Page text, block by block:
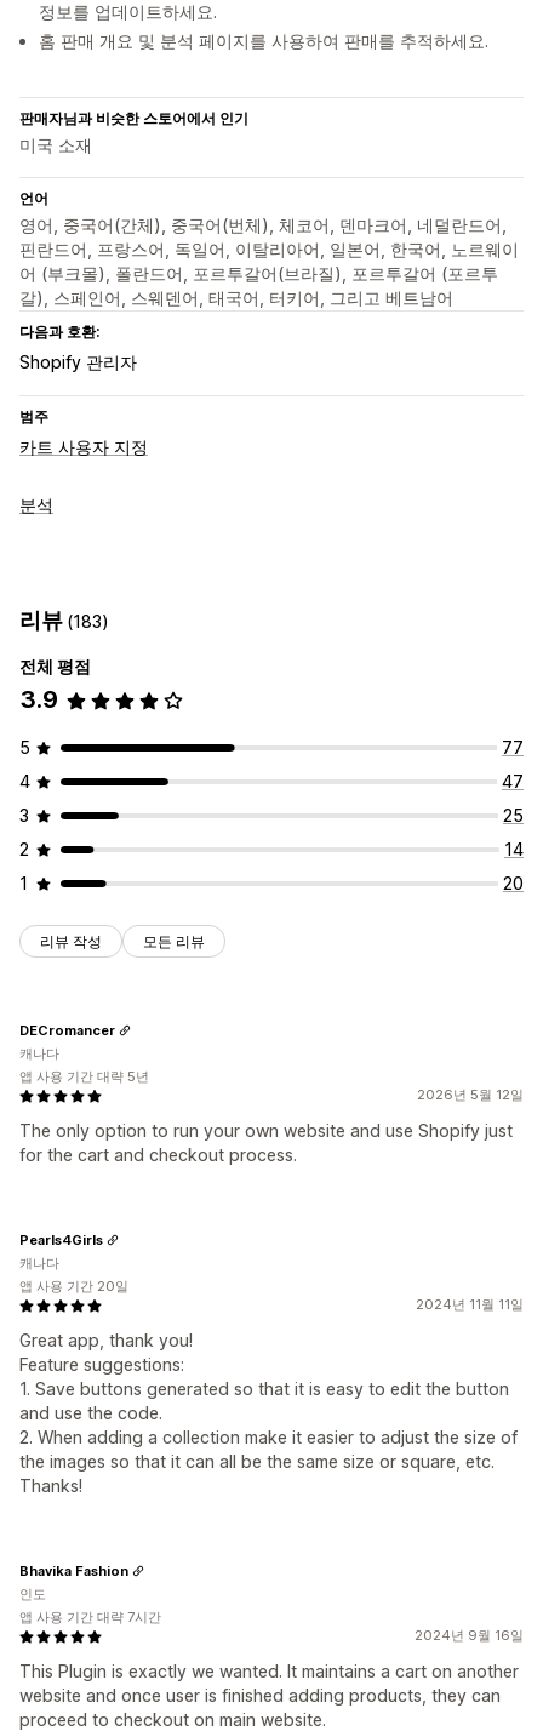
정보를 업데이트하세요.
홈 판매 개요 및 분석 페이지를 사용하여 판매를 추적하세요.
판매자님과 비슷한 스토어에서 인기
미국 소재
언어
영어, 중국어(간체), 중국어(번체), 체코어, 덴마크어, 네덜란드어,
핀란드어, 프랑스어, 독일어, 이탈리아어, 일본어, 한국어, 노르웨이
어 (부크몰), 폴란드어, 포르투갈어(브라질), 포르투갈어 (포르투
갈), 스페인어, 스웨덴어, 태국어, 터키어, 그리고 베트남어
다음과 호환:
Shopify 관리자
범주
카트 사용자 지정
분석
리뷰 (183)
전체 평점
3.9
5
77
4
47
3
25
2
14
1
20
리뷰 작성 모든 리뷰
2026년 5월 12일
The only option to run your own website and use Shopify just
for the cart and checkout process.
DECromancer
캐나다
앱 사용 기간 대략 5년
2024년 11월 11일
Great app, thank you!
Feature suggestions:
1. Save buttons generated so that it is easy to edit the button
and use the code.
2. When adding a collection make it easier to adjust the size of
the images so that it can all be the same size or square, etc.
Thanks!
Pearls4Girls
캐나다
앱 사용 기간 20일
2024년 9월 16일
This Plugin is exactly we wanted. It maintains a cart on another
website and once user is finished adding products, they can
proceed to checkout on main website.
Bhavika Fashion
인도
앱 사용 기간 대략 7시간